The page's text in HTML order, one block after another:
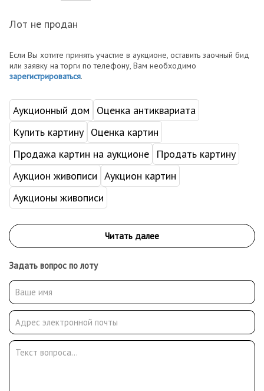
Лот не продан
Если Вы хотите принять участие в аукционе, оставить заочный бид
или заявку на торги по телефону, Вам необходимо
зарегистрироваться.
Аукционный дом
Оценка антиквариата
Купить картину Оценка картин
Продажа картин на аукционе
Продать картину
Аукцион живописи Аукцион картин
Аукционы живописи
Задать вопрос по лоту